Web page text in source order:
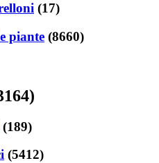
(17)
piante (8660)
(189)
(5412)